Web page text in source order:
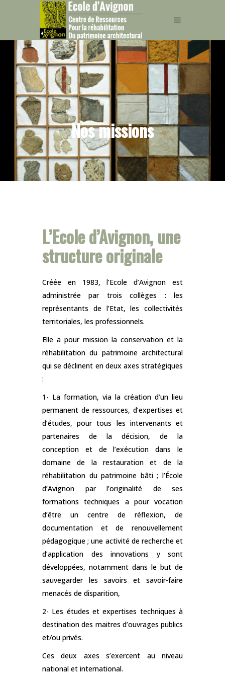
Nos missions
L’Ecole d’Avignon, une
structure originale
Créée en 1983, l’Ecole d’Avignon est
administrée par trois collèges : les
représentants de l’Etat, les collectivités
territoriales, les professionnels.
Elle a pour mission la conservation et la
réhabilitation du patrimoine architectural
qui se déclinent en deux axes stratégiques
:
1- La formation, via la création d’un lieu
permanent de ressources, d’expertises et
d’études, pour tous les intervenants et
partenaires de la décision, de la
conception et de l’exécution dans le
domaine de la restauration et de la
réhabilitation du patrimoine bâti ; l’École
d’Avignon par l’originalité de ses
formations techniques a pour vocation
d’être un centre de réflexion, de
documentation et de renouvellement
pédagogique ; une activité de recherche et
d’application des innovations y sont
développées, notamment dans le but de
sauvegarder les savoirs et savoir-faire
menacés de disparition,
2- Les études et expertises techniques à
destination des maitres d’ouvrages publics
et/ou privés.
Ces deux axes s’exercent au niveau
national et international.